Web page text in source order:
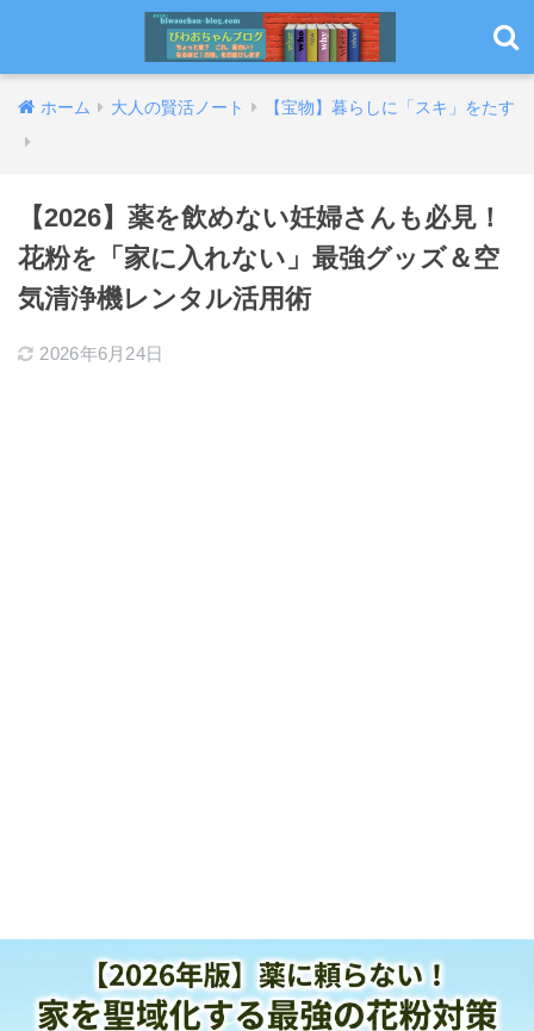
ホーム 大人の賢活ノート 【宝物】暮らしに「スキ」をたす
【2026】薬を飲めない妊婦さんも必見！
花粉を「家に入れない」最強グッズ＆空
気清浄機レンタル活用術
2026年6月24日